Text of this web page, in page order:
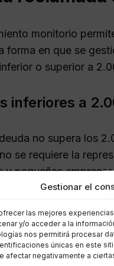
Gestionar el
las mejores
y/o acceder a la
nos permitirá procesar
únicas en este
afectar negativamente a
monitorio
forma en que se
o superior a
inferiores a
no supera los
se requiere la
y pequeñas
del proceso es
por
superiores a